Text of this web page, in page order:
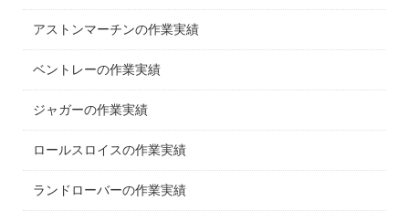
アストンマーチンの作業実績
ベントレーの作業実績
ジャガーの作業実績
ロールスロイスの作業実績
ランドローバーの作業実績